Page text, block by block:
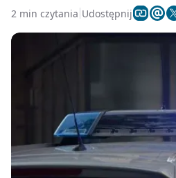
2 min czytania Udostępnij